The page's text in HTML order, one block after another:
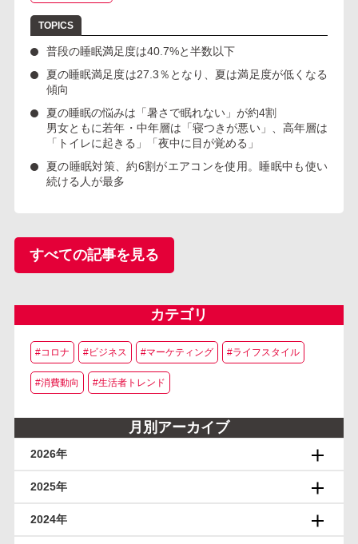
普段の睡眠満足度は40.7%と半数以下
夏の睡眠満足度は27.3％ となり、夏は満足度が低くなる
傾向
夏の睡眠の悩みは 「暑さで眠れない」が約4割
男女ともに若年・中年層は「寝つきが悪い」、高年層は
「トイレに起きる」「夜中に目が覚める」
夏の睡眠対策、約6割がエアコンを使用 。睡眠中も使い
続ける人が最多
すべての記事を見る
カテゴリ
#コロナ #ビジネス #マーケティング #ライフスタイル
#消費動向 #生活者トレンド
月別アーカイブ
2026年
2025年
2024年